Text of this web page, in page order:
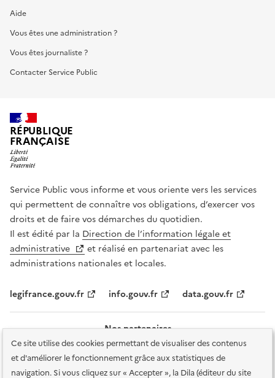
Ce site utilise des cookies permettant de visualiser des contenus
et d'améliorer le fonctionnement grâce aux statistiques de
navigation. Si vous cliquez sur « Accepter », la Dila (éditeur du site
Aide
Vous êtes une administration ?
Vous êtes journaliste ?
Contacter Service Public
RÉPUBLIQUE
FRANÇAISE
Service Public vous informe et vous oriente vers les services
qui permettent de connaître vos obligations, d’exercer vos
droits et de faire vos démarches du quotidien.
Il est édité par la Direction de l’information légale et
administrative
et réalisé en partenariat avec les
administrations nationales et locales.
legifrance.gouv.fr info.gouv.fr data.gouv.fr
Nos partenaires